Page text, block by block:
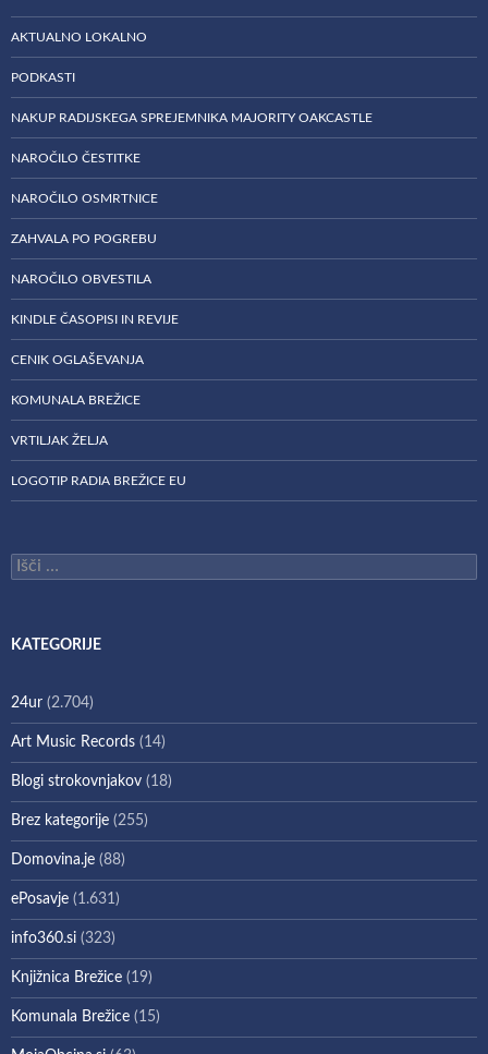
AKTUALNO LOKALNO
PODKASTI
NAKUP RADIJSKEGA SPREJEMNIKA MAJORITY OAKCASTLE
NAROČILO ČESTITKE
NAROČILO OSMRTNICE
ZAHVALA PO POGREBU
NAROČILO OBVESTILA
KINDLE ČASOPISI IN REVIJE
CENIK OGLAŠEVANJA
KOMUNALA BREŽICE
VRTILJAK ŽELJA
LOGOTIP RADIA BREŽICE EU
Išči:
KATEGORIJE
24ur (2.704)
Art Music Records (14)
Blogi strokovnjakov (18)
Brez kategorije (255)
Domovina.je (88)
ePosavje (1.631)
info360.si (323)
Knjižnica Brežice (19)
Komunala Brežice (15)